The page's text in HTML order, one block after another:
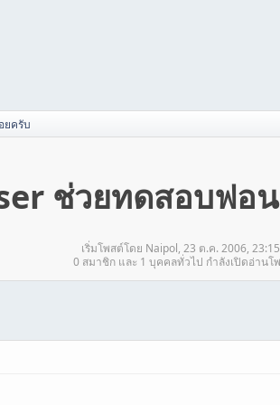
ยครับ
ช่วยทดสอบฟอ
เริ่มโพสต์โดย Naipol, 23 ต.ค. 2006,
0 สมาชิก และ 1 บุคคลทั่วไป กำลังเปิดอ่านโ